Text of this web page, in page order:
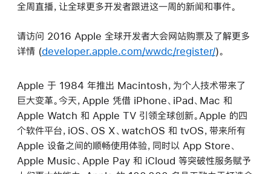
全周直播，让全球更多开发者跟进这一周的新闻和事件。
请访问 2016 Apple 全球开发者大会网站购票及了解更多
详情 (developer.apple.com/wwdc/register/)。
Apple 于 1984 年推出 Macintosh，为个人技术带来了
巨大变革。今天，Apple 凭借 iPhone、iPad、Mac 和
Apple Watch 和 Apple TV 引领全球创新。Apple 的四
个软件平台，iOS、OS X、watchOS 和 tvOS，带来所有
Apple 设备之间的顺畅使用体验，同时以 App Store、
Apple Music、Apple Pay 和 iCloud 等突破性服务赋予